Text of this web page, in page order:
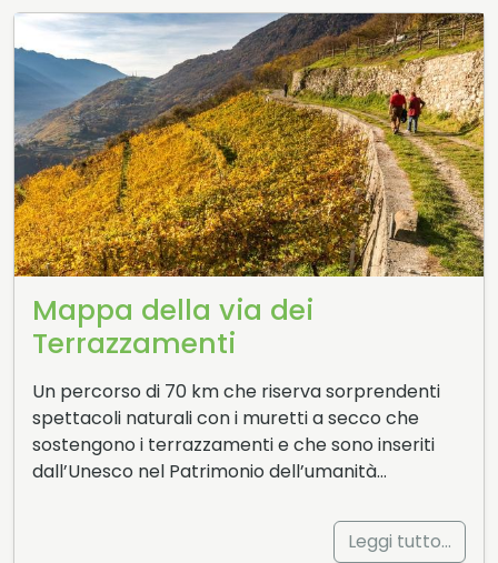
Mappa della via dei
Terrazzamenti
Un percorso di 70 km che riserva sorprendenti
spettacoli naturali con i muretti a secco che
sostengono i terrazzamenti e che sono inseriti
dall’Unesco nel Patrimonio dell’umanità…
Leggi tutto…